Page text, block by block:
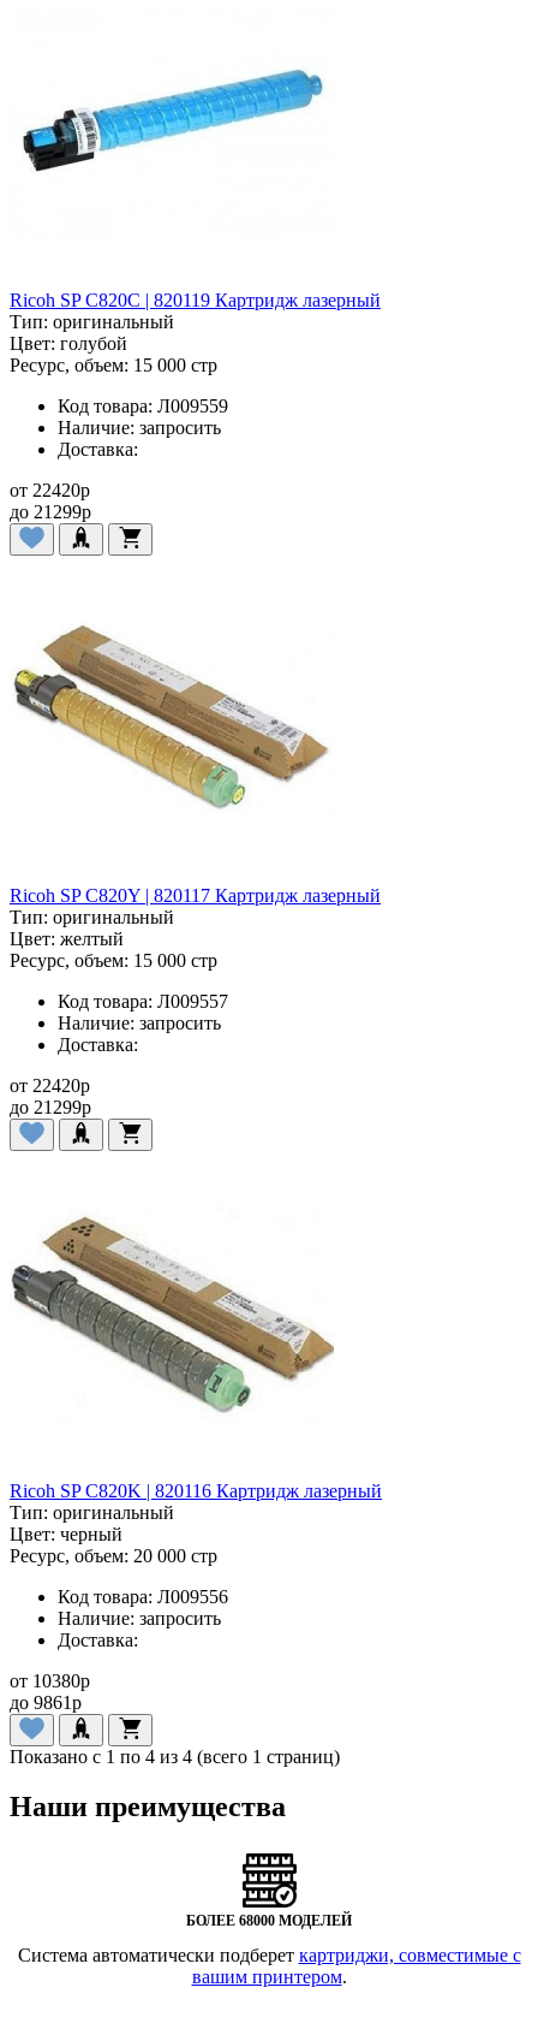
Ricoh SP C820C | 820119 Картридж лазерный
Тип: оригинальный
Цвет: голубой
Ресурс, объем: 15 000 стр
Код товара: Л009559
Наличие: запросить
Доставка:
от 22420p
до 21299p
Ricoh SP C820Y | 820117 Картридж лазерный
Тип: оригинальный
Цвет: желтый
Ресурс, объем: 15 000 стр
Код товара: Л009557
Наличие: запросить
Доставка:
от 22420p
до 21299p
Ricoh SP C820K | 820116 Картридж лазерный
Тип: оригинальный
Цвет: черный
Ресурс, объем: 20 000 стр
Код товара: Л009556
Наличие: запросить
Доставка:
от 10380p
до 9861p
Показано с 1 по 4 из 4 (всего 1 страниц)
Наши преимущества
БОЛЕЕ 68000 МОДЕЛЕЙ
Система автоматически подберет картриджи, совместимые с
вашим принтером.